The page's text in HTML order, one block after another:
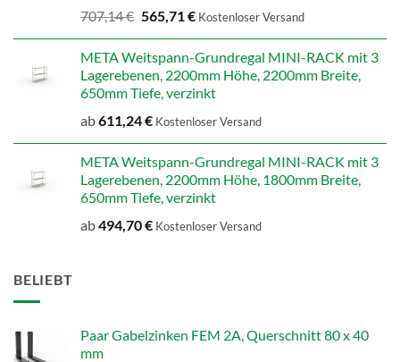
707,14€ Ursprünglicher
Preis
707,14 €
565,71€Aktueller
565,71 €.
Kostenloser Versand
META Weitspann-Grundregal MINI-RACK mit 3
Lagerebenen, 2200mm Höhe, 2200mm Breite,
650mm Tiefe, verzinkt
ab611,24€ Kostenloser Versand
META Weitspann-Grundregal MINI-RACK mit 3
Lagerebenen, 2200mm Höhe, 1800mm Breite,
650mm Tiefe, verzinkt
ab494,70€ Kostenloser Versand
BELIEBT
Paar Gabelzinken FEM 2A, Querschnitt 80 x 40
mm